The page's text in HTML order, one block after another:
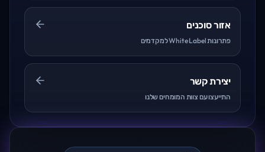
אזור סוכנים
פתרונות White Label למקדמים
יצירת קשר
התייעצו עם צוות המומחים שלנו